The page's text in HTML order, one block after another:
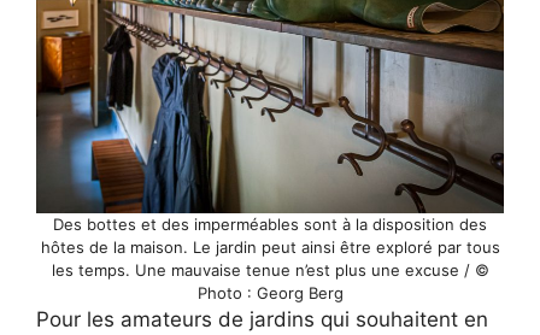
Des bottes et des imperméables sont à la disposition des
hôtes de la maison. Le jardin peut ainsi être exploré par tous
les temps. Une mauvaise tenue n’est plus une excuse / ©
Photo : Georg Berg
Pour les amateurs de jardins qui souhaitent en